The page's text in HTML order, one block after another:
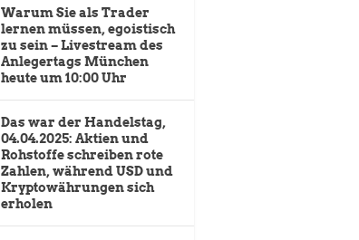
Warum Sie als Trader
lernen müssen, egoistisch
zu sein – Livestream des
Anlegertags München
heute um 10:00 Uhr
Das war der Handelstag,
04.04.2025: Aktien und
Rohstoffe schreiben rote
Zahlen, während USD und
Kryptowährungen sich
erholen